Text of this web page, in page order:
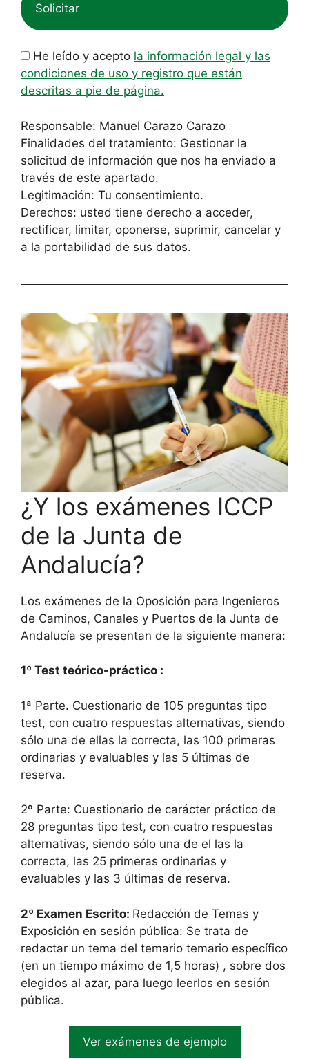
He leído y acepto la información legal y las
condiciones de uso y registro que están
descritas a pie de página.
Responsable: Manuel Carazo Carazo
Finalidades del tratamiento: Gestionar la
solicitud de información que nos ha enviado a
través de este apartado.
Legitimación: Tu consentimiento.
Derechos: usted tiene derecho a acceder,
rectificar, limitar, oponerse, suprimir, cancelar y
a la portabilidad de sus datos.
¿Y los exámenes ICCP
de la Junta de
Andalucía?
Los exámenes de la Oposición para Ingenieros
de Caminos, Canales y Puertos de la Junta de
Andalucía se presentan de la siguiente manera:
1º Test teórico-práctico :
1ª Parte. Cuestionario de 105 preguntas tipo
test, con cuatro respuestas alternativas, siendo
sólo una de ellas la correcta, las 100 primeras
ordinarias y evaluables y las 5 últimas de
reserva.
2º Parte: Cuestionario de carácter práctico de
28 preguntas tipo test, con cuatro respuestas
alternativas, siendo sólo una de el las la
correcta, las 25 primeras ordinarias y
evaluables y las 3 últimas de reserva.
2º Examen Escrito: Redacción de Temas y
Exposición en sesión pública: Se trata de
redactar un tema del temario temario específico
(en un tiempo máximo de 1,5 horas) , sobre dos
elegidos al azar, para luego leerlos en sesión
pública.
Ver exámenes de ejemplo